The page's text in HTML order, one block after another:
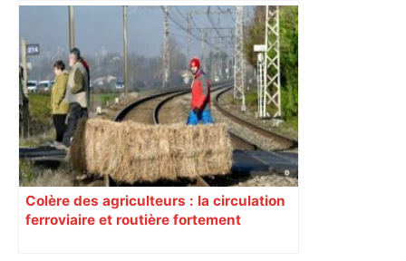
Colère des agriculteurs : la circulation
ferroviaire et routière fortement